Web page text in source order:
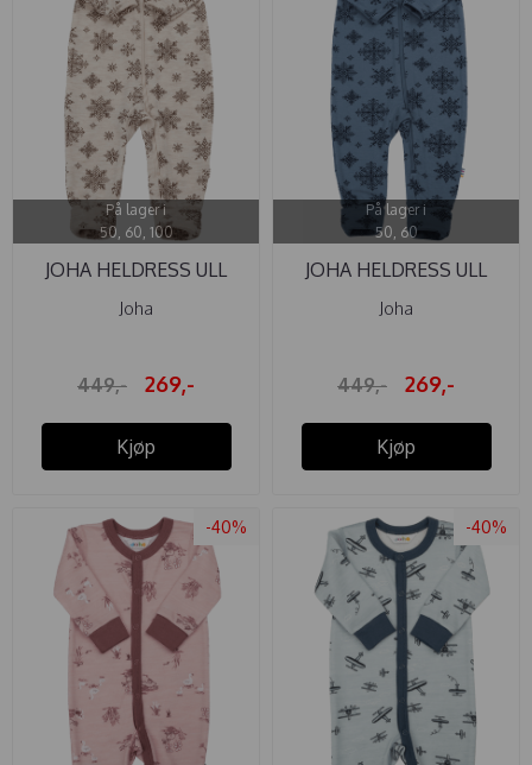
På lager i
50, 60, 100
JOHA HELDRESS ULL
SNOWFLAKE ...
Joha
449,- 269,-
Kjøp
På lager i
50, 60
JOHA HELDRESS ULL
SNOWFLAKE ...
Joha
449,- 269,-
Kjøp
-40% -40%